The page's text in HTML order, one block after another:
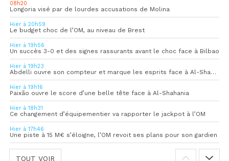
08h20
Longoria visé par de lourdes accusations de Molina
Hier à 20h59
Le budget choc de l’OM, au niveau de Brest
Hier à 19h56
Un succès 3-0 et des signes rassurants avant le choc face à Bilbao
Hier à 19h23
Abdelli ouvre son compteur et marque les esprits face à Al-Shahania
Hier à 19h16
Paixão ouvre le score d’une belle tête face à Al-Shahania
Hier à 18h31
Ce changement d’équipementier va rapporter le jackpot à l’OM
Hier à 17h46
Une piste à 15 M€ s’éloigne, l’OM revoit ses plans pour son gardien
TOUT VOIR